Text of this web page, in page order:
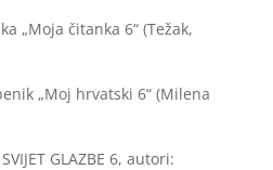
„Moja čitanka 6“ (Težak,
hrvatski 6“ (Milena
SVIJET GLAZBE 6, autori: